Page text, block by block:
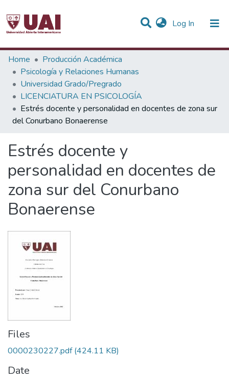
Log In (current)
Statistics
Communities & Collections
All of DSpace
Home
Producción Académica
Psicología y Relaciones Humanas
Universidad Grado/Pregrado
LICENCIATURA EN PSICOLOGÍA
Estrés docente y personalidad en docentes de zona sur
del Conurbano Bonaerense
Estrés docente y
personalidad en docentes de
zona sur del Conurbano
Bonaerense
Files
0000230227.pdf (424.11 KB)
Date